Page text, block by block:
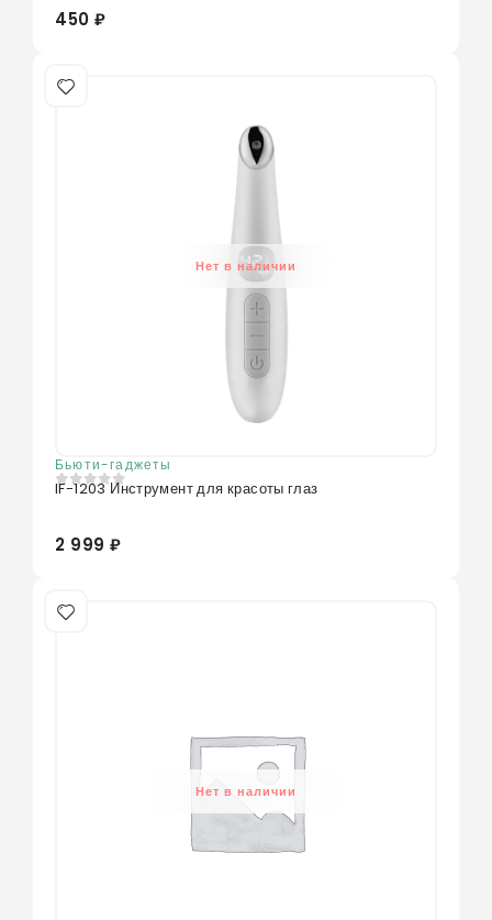
450 ₽
Нет в наличии
Бьюти-гаджеты
0 из 5
IF-1203 Инструмент для красоты глаз
2 999 ₽
Нет в наличии